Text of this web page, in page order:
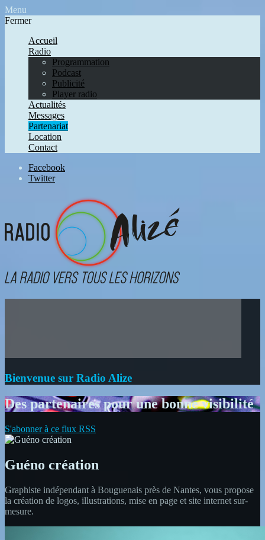
Menu
Fermer
Accueil
Radio
Programmation
Podcast
Publicité
Player radio
Actualités
Messages
Partenariat
Location
Contact
Facebook
Twitter
Bienvenue sur Radio Alize
Des partenaires pour une bonne visibilité
S'abonner à ce flux RSS
Guéno création
Graphiste indépendant à Bouguenais près de Nantes, vous propose
la création de logos, illustrations, mise en page et site internet sur-
mesure.